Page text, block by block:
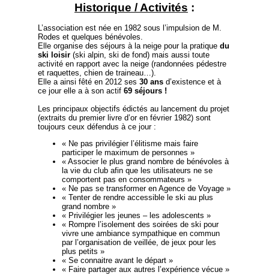
Historique / Activités :
L’association est née en 1982 sous l’impulsion de M.
Rodes et quelques bénévoles.
Elle organise des séjours à la neige pour la pratique du
ski loisir(ski alpin, ski de fond) mais aussi toute
activité en rapport avec la neige (randonnées pédestre
et raquettes, chien de traineau…).
Elle a ainsi fêté en 2012 ses 30 ansd’existence et à
ce jour elle a à son actif 69 séjours !
Les principaux objectifs édictés au lancement du projet
(extraits du premier livre d’or en février 1982) sont
toujours ceux défendus à ce jour :
« Ne pas privilégier l’élitisme mais faire
participer le maximum de personnes »
« Associer le plus grand nombre de bénévoles à
la vie du club afin que les utilisateurs ne se
comportent pas en consommateurs »
« Ne pas se transformer en Agence de Voyage »
« Tenter de rendre accessible le ski au plus
grand nombre »
« Privilégier les jeunes – les adolescents »
« Rompre l’isolement des soirées de ski pour
vivre une ambiance sympathique en commun
par l’organisation de veillée, de jeux pour les
plus petits »
« Se connaitre avant le départ »
« Faire partager aux autres l’expérience vécue »